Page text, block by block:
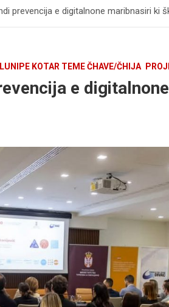
prevencija e digitalnone maribnasiri ki
KOTAR TEME ČHAVE/ČHIJA
e